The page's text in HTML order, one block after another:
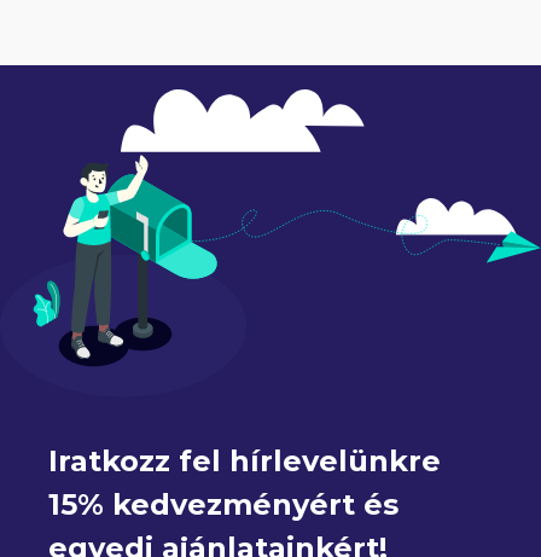
Iratkozz fel hírlevelünkre
15% kedvezményért és
egyedi ajánlatainkért!